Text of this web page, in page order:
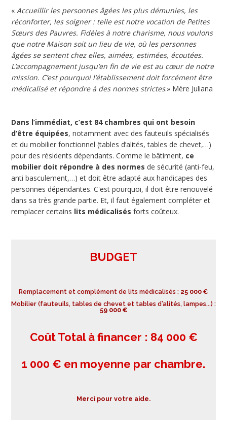
« Accueillir les personnes âgées les plus démunies, les
réconforter, les soigner : telle est notre vocation de Petites
Sœurs des Pauvres. Fidèles à notre charisme, nous voulons
que notre Maison soit un lieu de vie, où les personnes
âgées se sentent chez elles, aimées, estimées, écoutées.
L’accompagnement jusqu’en fin de vie est au cœur de notre
mission. C’est pourquoi l’établissement doit forcément être
médicalisé et répondre à des normes strictes.» Mère Juliana
Dans l’immédiat, c’est 84 chambres qui ont besoin
d’être équipées, notamment avec des fauteuils spécialisés
et du mobilier fonctionnel (tables d’alités, tables de chevet,…)
pour des résidents dépendants. Comme le bâtiment, ce
mobilier doit répondre à des normes de sécurité (anti-feu,
anti basculement,…) et doit être adapté aux handicapes des
personnes dépendantes. C'est pourquoi, il doit être renouvelé
dans sa très grande partie. Et, il faut également compléter et
remplacer certains lits médicalisés forts coûteux.
BUDGET
Remplacement et complément de lits médicalisés : 25 000 €
Mobilier (fauteuils, tables de chevet et tables d’alités, lampes,..) :
59 000 €
Coût Total à financer : 84 000 €
1 000 € en moyenne par chambre.
Merci pour votre aide.